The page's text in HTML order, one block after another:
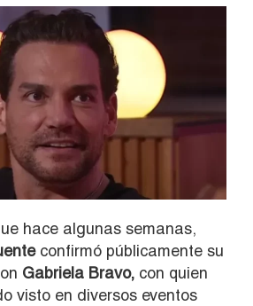
hace algunas semanas,
confirmó públicamente su
Gabriela Bravo, con quien
visto en diversos eventos